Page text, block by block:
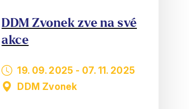
DDM Zvonek zve na své
akce
19. 09. 2025 - 07. 11. 2025
DDM Zvonek